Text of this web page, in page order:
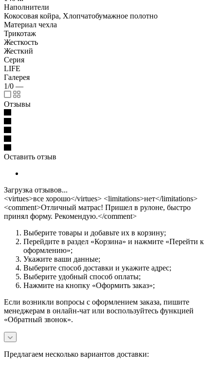
Наполнители
Кокосовая койра, Хлопчатобумажное полотно
Материал чехла
Трикотаж
Жесткость
Жесткий
Серия
LIFE
Галерея
1/0 —
Отзывы
Оставить отзыв
Загрузка отзывов...
<virtues>все хорошо</virtues> <limitations>нет</limitations>
<comment>Отличный матрас! Пришел в рулоне, быстро
принял форму. Рекомендую.</comment>
Выберите товары и добавьте их в корзину;
Перейдите в раздел «Корзина» и нажмите «Перейти к
оформлению»;
Укажите ваши данные;
Выберите способ доставки и укажите адрес;
Выберите удобный способ оплаты;
Нажмите на кнопку «Оформить заказ»;
Если возникли вопросы с оформлением заказа, пишите
менеджерам в онлайн-чат или воспользуйтесь функцией
«Обратный звонок».
Предлагаем несколько вариантов доставки: